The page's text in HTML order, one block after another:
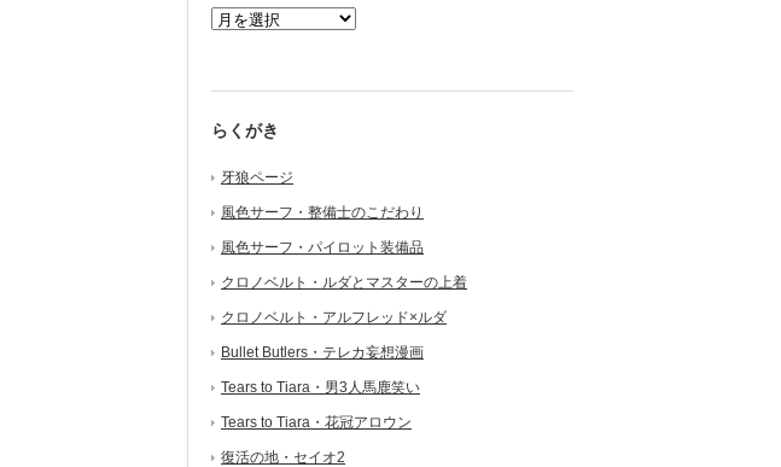
らくがき
牙狼ページ
風色サーフ・整備士のこだわり
風色サーフ・パイロット装備品
クロノベルト・ルダとマスターの上着
クロノベルト・アルフレッド×ルダ
Bullet Butlers・テレカ妄想漫画
Tears to Tiara・男3人馬鹿笑い
Tears to Tiara・花冠アロウン
復活の地・セイオ2